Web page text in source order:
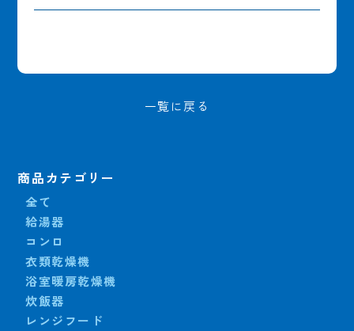
商品カテゴリー
全て
給湯器
コンロ
衣類乾燥機
浴室暖房乾燥機
炊飯器
レンジフード
一覧に戻る